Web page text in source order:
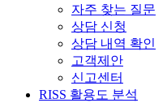
자주 찾는 질문
상담 신청
상담 내역 확인
고객제안
신고센터
RISS 활용도 분석